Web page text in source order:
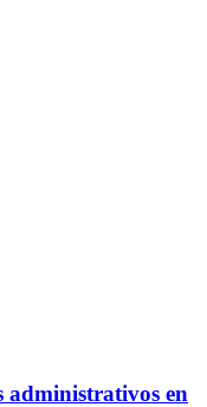
administrativos en